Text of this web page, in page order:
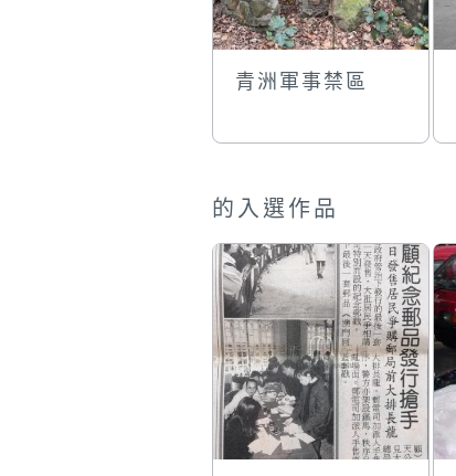
青洲軍事禁區
的入選作品